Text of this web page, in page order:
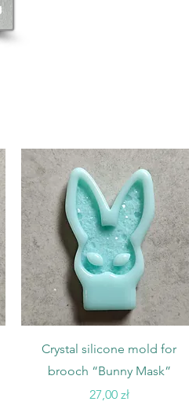
Podgląd
Crystal silicone mold for
brooch “Bunny Mask”
Cena
27,00 zł